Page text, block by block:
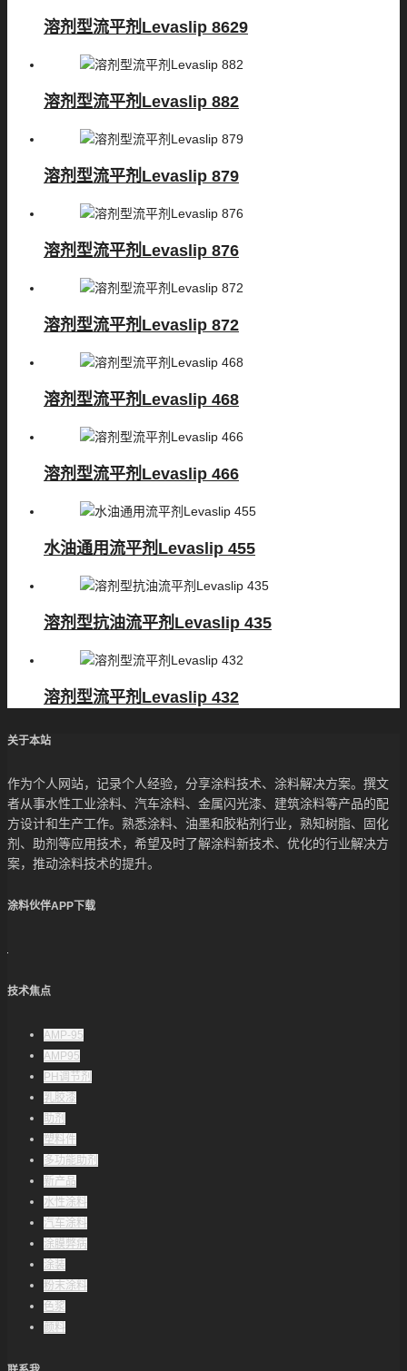
溶剂型流平剂Levaslip 8629
溶剂型流平剂Levaslip 882
溶剂型流平剂Levaslip 879
溶剂型流平剂Levaslip 876
溶剂型流平剂Levaslip 872
溶剂型流平剂Levaslip 468
溶剂型流平剂Levaslip 466
水油通用流平剂Levaslip 455
溶剂型抗油流平剂Levaslip 435
溶剂型流平剂Levaslip 432
关于本站
作为个人网站，记录个人经验，分享涂料技术、涂料解决方案。撰文
者从事水性工业涂料、汽车涂料、金属闪光漆、建筑涂料等产品的配
方设计和生产工作。熟悉涂料、油墨和胶粘剂行业，熟知树脂、固化
剂、助剂等应用技术，希望及时了解涂料新技术、优化的行业解决方
案，推动涂料技术的提升。
涂料伙伴APP下载
技术焦点
AMP-95
AMP95
PH调节剂
乳胶漆
助剂
塑料件
多功能助剂
新产品
水性涂料
汽车涂料
涂膜弊病
涂装
粉末涂料
色浆
颜料